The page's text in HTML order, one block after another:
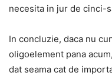
necesita in jur de cinci-
In concluzie, daca nu
oligoelement pana
dat seama cat de